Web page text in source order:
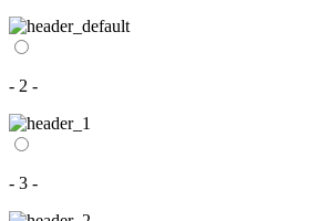
- 2 -
- 3 -